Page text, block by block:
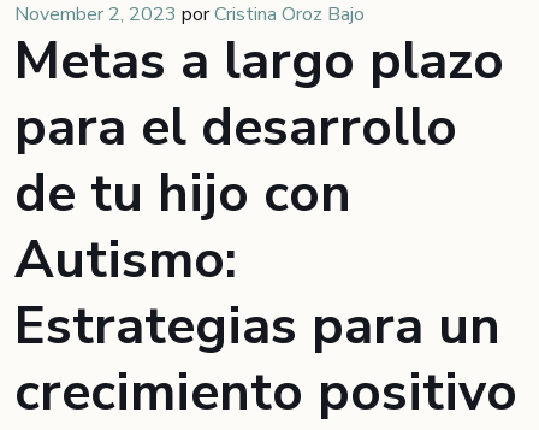
November 2, 2023 porCristina Oroz Bajo
Metas a largo plazo
para el desarrollo
de tu hijo con
Autismo:
Estrategias para un
crecimiento positivo